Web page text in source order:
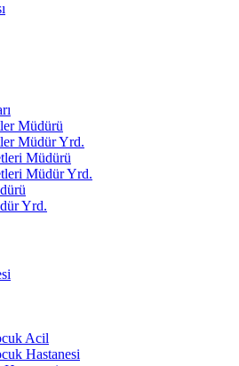
Müdürü
Müdür Yrd.
Müdürü
Müdür Yrd.
Yrd.
Acil
Hastanesi